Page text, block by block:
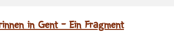
in Gent – Ein Fragment